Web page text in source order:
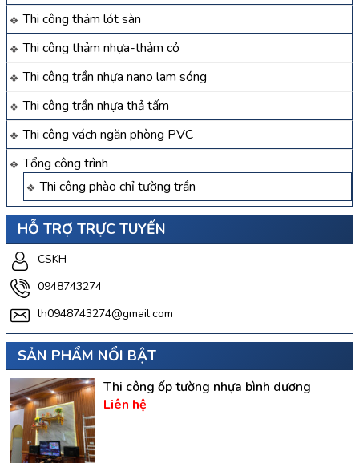
Thi công thảm lót sàn
Thi công thảm nhựa-thảm cỏ
Thi công trần nhựa nano lam sóng
Thi công trần nhựa thả tấm
Thi công vách ngăn phòng PVC
Tổng công trình
Thi công phào chỉ tường trần
HỖ TRỢ TRỰC TUYẾN
CSKH
0948743274
lh0948743274@gmail.com
SẢN PHẨM NỔI BẬT
Thi công ốp tường nhựa bình dương
Liên hệ